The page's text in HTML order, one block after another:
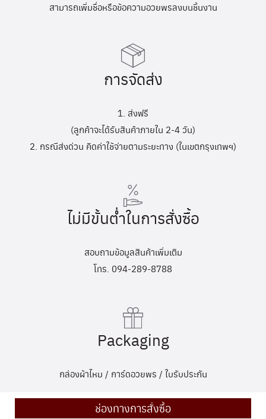
สามารถเพิ่มชื่อหรือข้อความอวยพรลงบนชิ้นงาน
การจัดส่ง
1. ส่งฟรี
(ลูกค้าจะได้รับสินค้าภายใน 2-4 วัน)
2. กรณีส่งด่วน คิดค่าใช้จ่ายตามระยะทาง (ในเขตกรุงเทพฯ)
ไม่มีขั้นต่ำในการสั่งซื้อ
สอบถามข้อมูลสินค้าเพิ่มเติม
โทร. 094-289-8788
Packaging
กล่องผ้าไหม / การ์ดอวยพร / ใบรับประกัน
ช่องทางการสั่งซื้อ